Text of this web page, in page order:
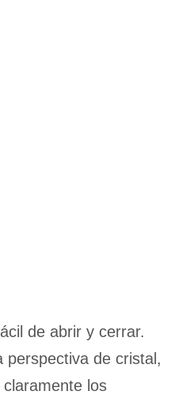
de abrir y cerrar.
perspectiva de cristal,
claramente los